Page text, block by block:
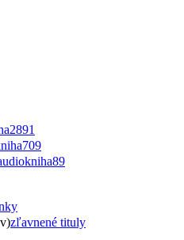
2891
709
89
zľavnené tituly